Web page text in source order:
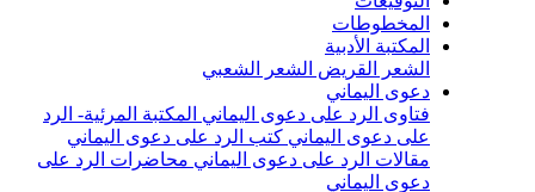
الأدبية
الشعر الشعبي
اليماني
الرد على دعوى اليماني المكتبة المرئية- الرد
دعوى اليماني كتب الرد على دعوى اليماني
الرد على دعوى اليماني محاضرات الرد على